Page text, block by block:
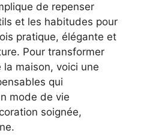
de repenser
et les habitudes pour
pratique, élégante et
Pour transformer
maison, voici une
qui
mode de vie
soignée,